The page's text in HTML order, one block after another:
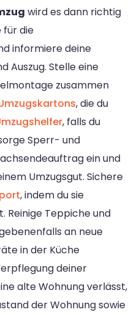
wird es dann richtig
für die
informiere deine
Auszug. Stelle eine
zusammen
, die du
, falls du
Sperr- und
ein und
Umzugsgut. Sichere
, indem du sie
Reinige Teppiche und
an neue
in der Küche
deiner
alte Wohnung verlässt,
der Wohnung sowie